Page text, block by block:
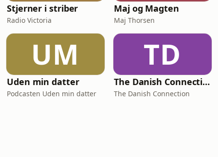
Stjerner i striber
Radio Victoria
Maj og Magten
Maj Thorsen
UM
Uden min datter
Podcasten Uden min datter
TD
The Danish Connection
The Danish Connection